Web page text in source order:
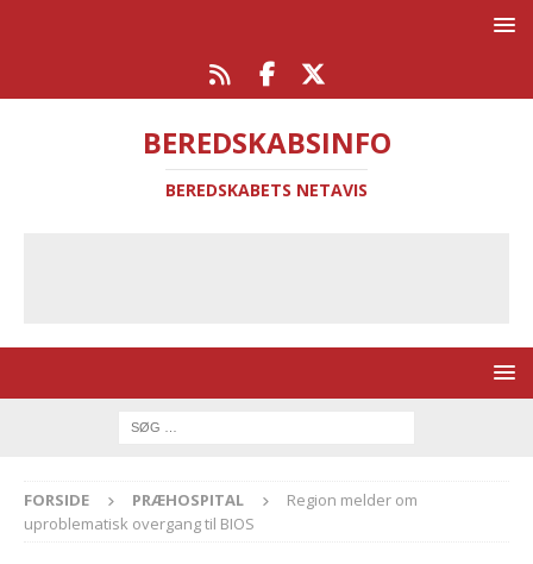
BEREDSKABSINFO
BEREDSKABETS NETAVIS
FORSIDE PRÆHOSPITAL
Region melder om
uproblematisk overgang til BIOS